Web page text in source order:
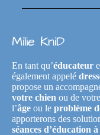
Milie KniD
En tant qu’éducateur
également appelé
propose un
votre chien ou de votre
l’âge ou le problème
apporterons des
séances d’éducation